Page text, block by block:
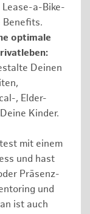
a-Bike-
Benefits.
optimale
Deinen
, Elder-
Kinder.
mit einem
und hast
Präsenz-
und
ist auch